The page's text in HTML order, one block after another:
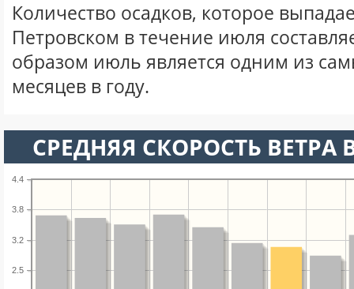
Количество осадков, которое
Петровском в течение июля
образом июль является одним из
месяцев в году.
СРЕДНЯЯ СКОРОСТЬ
2.5
3.2
3.8
4.4